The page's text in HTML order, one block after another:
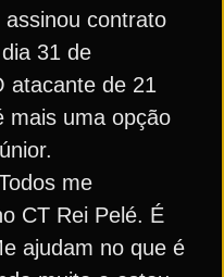
contrato
31 de
atacante de 21
mais uma opção
me
CT Rei Pelé. É
ajudam no que é